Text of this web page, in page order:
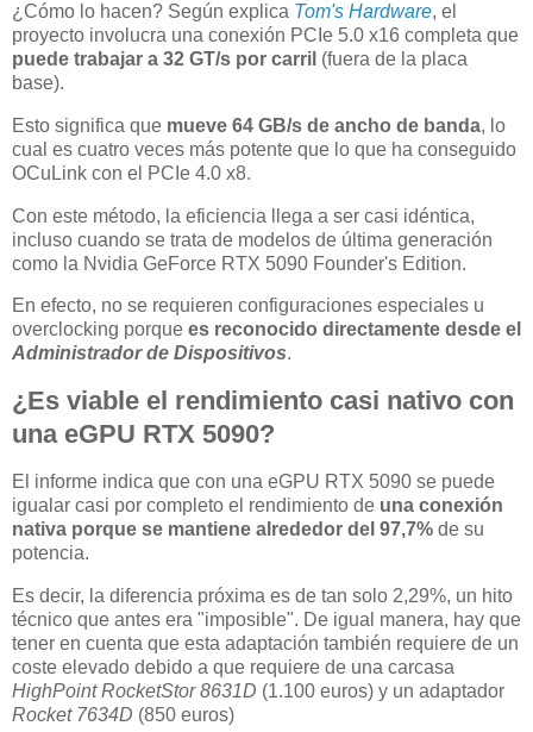
¿Cómo lo hacen? Según explica Tom's Hardware, el
proyecto involucra una conexión PCIe 5.0 x16 completa que
puede trabajar a 32 GT/s por carril (fuera de la placa
base).
Esto significa que mueve 64 GB/s de ancho de banda, lo
cual es cuatro veces más potente que lo que ha conseguido
OCuLink con el PCIe 4.0 x8.
Con este método, la eficiencia llega a ser casi idéntica,
incluso cuando se trata de modelos de última generación
como la Nvidia GeForce RTX 5090 Founder's Edition.
En efecto, no se requieren configuraciones especiales u
overclocking porque es reconocido directamente desde el
Administrador de Dispositivos.
¿Es viable el rendimiento casi nativo con
una eGPU RTX 5090?
El informe indica que con una eGPU RTX 5090 se puede
igualar casi por completo el rendimiento de una conexión
nativa porque se mantiene alrededor del 97,7% de su
potencia.
Es decir, la diferencia próxima es de tan solo 2,29%, un hito
técnico que antes era "imposible". De igual manera, hay que
tener en cuenta que esta adaptación también requiere de un
coste elevado debido a que requiere de una carcasa
HighPoint RocketStor 8631D (1.100 euros) y un adaptador
Rocket 7634D (850 euros)